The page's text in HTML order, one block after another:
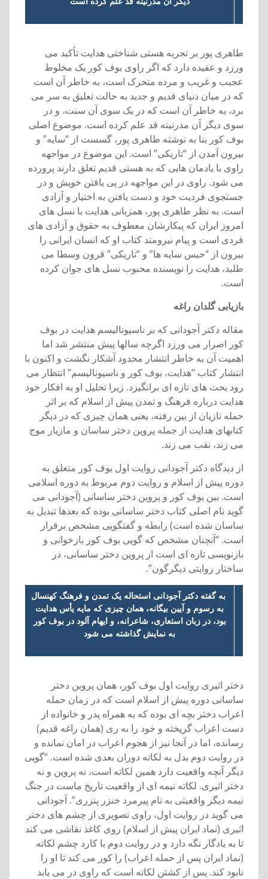
طاهری پور بر تجربه هستی شناختی هدايت تأکيد می
ورزد و عقيده دارد که اگر راوی بوف کور يک مخلوط
عجيب و غريب و مرده متحرک است، به خاطر آن است
که در ميان دنيای قديم و جديد به حالت تعليق به سر می
برد، به خاطر آن است که در يک سوی آن سنت، و در
سوی ديگر آن مدرنيته قد علم کرده است. موضوع اصلی
بوف کور بنا به نوشته طاهری پور، گسست از “سايه” و
بيرون آمدن از “تاريکی” است. اين موضوع در مواجهه
راوی با يادمان هايی که به هستی قديم تعلق دارند پرورده
می شود. راوی در اين مواجهه در پی يافتن خويش و در
جستجوی فرديت خود و دست يافتن به اختيار و آزادی
است. به نظر طاهری پور، همزبانی هدايت با نسل های
امروز ايران که پيکارشان معطوف به حقوق و آزادی های
فردی است و پيام نيرومند کتاب او که انسان ايرانی را
بيرون از “حبس سايه ها” و “تاريکی” قرون وسطا می
طلبد، هدايت را نويسنده محبوب نسل های جوان کرده
است.
بازيابی گلدان راغه
مقاله دکتر آجودانی که بر ناسيوناليسم هدايت در بوف
کور اصرار می ورزد اگرچه سالها پيش منتشر شد اما
اهميت آن به خاطر انتشار محدود آشکار نگشت و اکنون با
انتشار کتاب “هدايت، بوف کور و ناسيوناليسم” انتظار می
رود بحث های تازه ای برانگيزد. زيرا تحليل او به افکار خود
هدايت درباره فرهنگ و تمدن پيش از اسلام که بر اثر
حمله تازيان از بين رفته، يعنی همان چيزی که در ديگر
کتابهای هدايت از جمله پروين دختر ساسان و مازيار موج
می زند، نقب می زند.
از ديدگاه دکتر آجودانی روايت اول بوف کور متعلق به
دوره پيش از اسلام و روايت دوم مربوط به دوره اسلامی
است. بين بوف کور و پروين دختر ساسانی (آجودانی می
گويد نام اصلی کتاب دختر ساسانی بوده که بعدها تبديل به
ساسان شده است) رابطه و گفتگويی مشخص برقرار
است. “آنچنان مشخص که گويی بوف کور بازخوانی و
بازنويسی تازه ای است از پروين دختر ساسانی، در
ساختار روايتی ديگرگون”.
به گفته دکتر آجودانی استحاله يک تمدن و فرهنگ کهنسال
به رسوم و آيين بيگانه، همان چيزی که مايه یأس هدايت
بود، در زبان استعاری، شاعرانه، و ايهام آلود در بوف کور
به نمايش گذاشته می شود
دختر اثيری روايت اول بوف کور، همان پروين دختر
ساسانی دوره پيش از اسلام است که در زمان حمله
اعراب دختر بچه ای بوده که به همراه پدر و خانواده از
دست اعراب گريخته و خود را به ری (همان راغه قديم)
رسانده، اما در آنجا نيز از هجوم اعراب در امان نمانده و
در روايت دوم بدل به لکاته دوران بعدی شده است. “گويی
ديگر آنچه واقعيت دارد همين لکاته است، نه پروين و نه
دختر اثيری. لکاته نيمه ای از واقعيت تاريخ ماست در جنگ
نيمه ديگر واقعيتی به نام پيرمرد خنزر پنزری”. آجودانی
می گويد در روايت اول، راوی تصويری از چشم های دختر
اثيری (نماد ايران پيش از اسلام) روی کاغذ نقاشی می کند
تا به يادگار نگه دارد و در روايت دوم با کارد چشم لکاته
(نماد ايران پس از حمله اعراب) را کور می کند تا او را
نابود کند. پس از کشتن لکاته است که راوی در می يابد